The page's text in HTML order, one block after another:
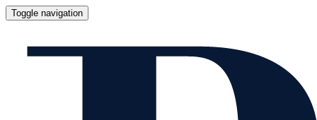
Toggle navigation